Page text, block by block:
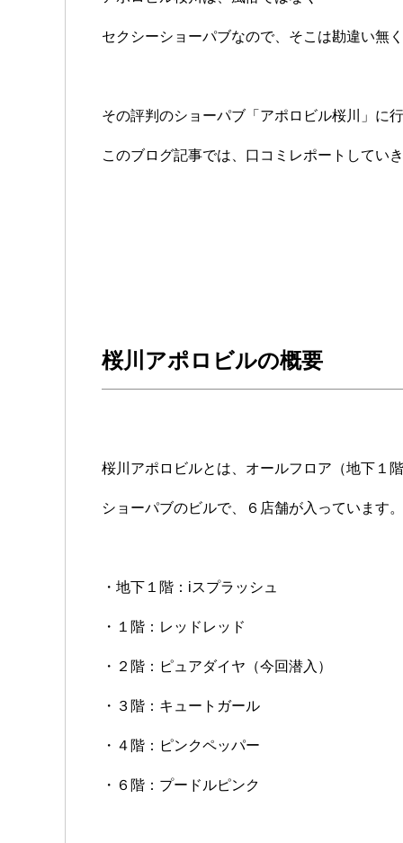
セクシーショーパブなので、そこは勘違い無く
その評判のショーパブ「アポロビル桜川」に
このブログ記事では、口コミレポートしていき
桜川アポロビルの概要
桜川アポロビルとは、オールフロア（地下１階
ショーパブのビルで、６店舗が入っています。
・地下１階：iスプラッシュ
・１階：レッドレッド
・２階：ピュアダイヤ（今回潜入）
・３階：キュートガール
・４階：ピンクペッパー
・６階：プードルピンク